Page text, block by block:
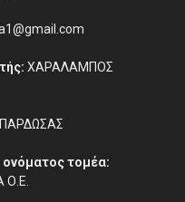
ΧΑΡΑΛΑΜΠΟΣ
ονόματος τομέα:
Ο.Ε.